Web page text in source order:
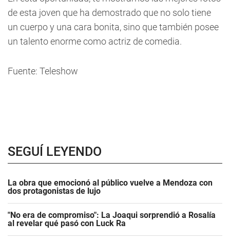
de esta joven que ha demostrado que no solo tiene
un cuerpo y una cara bonita, sino que también posee
un talento enorme como actriz de comedia.
Fuente: Teleshow
SEGUÍ LEYENDO
La obra que emocionó al público vuelve a Mendoza con
dos protagonistas de lujo
"No era de compromiso": La Joaqui sorprendió a Rosalía
al revelar qué pasó con Luck Ra